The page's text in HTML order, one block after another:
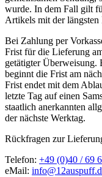
wurde. In dem Fall gilt
Artikels mit der längsten
Bei Zahlung per
Frist für die Lieferung
getätigter Überweisung.
beginnt die Frist am
Frist endet mit dem
letzte Tag auf einen
staatlich anerkannten
der nächste Werktag.
Rückfragen zur
Telefon: +49 (0)40 / 69
eMail: